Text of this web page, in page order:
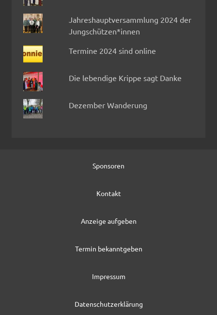
Jahreshauptversammlung 2024 der
Jungschützen*innen
Termine 2024 sind online
Die lebendige Krippe sagt Danke
Dezember Wanderung
Sponsoren
Kontakt
Anzeige aufgeben
Termin bekanntgeben
Impressum
Datenschutzerklärung